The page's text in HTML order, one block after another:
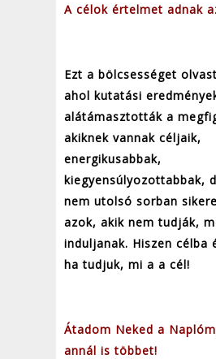
A célok értelmet adnak
Ezt a bölcsességet
ahol kutatási
alátámasztották a
akiknek vannak céljaik,
energikusabbak,
kiegyensúlyozottabbak,
nem utolsó sorban
azok, akik nem tudják,
induljanak. Hiszen célba
ha tudjuk, mi a a cél!
Átadom Neked a
annál is többet!